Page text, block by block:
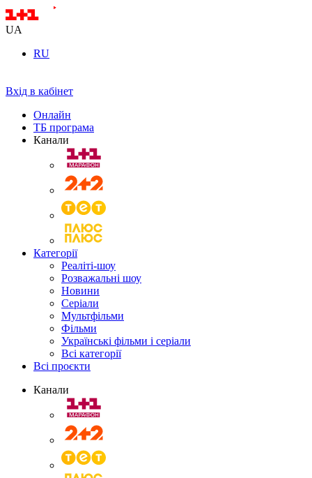
UA
RU
Вхід в кабінет
Онлайн
ТБ програма
Канали
Категорії
Реаліті-шоу
Розважальні шоу
Новини
Серіали
Мультфільми
Фільми
Українські фільми і серіали
Всі категорії
Всі проєкти
Канали